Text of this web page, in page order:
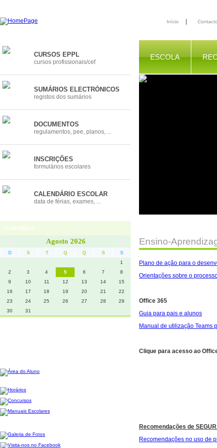
Início
CURSOS EPPL
cursos profissionais/cef
SUMÁRIOS ELECTRÓNICOS
registos dos sumários
DOCUMENTOS
regulamentos, pee, planos, ...
INSCRIÇÕES
formulários escolares
CALENDÁRIO ESCOLAR
data de férias, exames, ...
Contactos
ESCOLA
Calendário
Agosto 2026
D S T Q Q S
S
1
2
3 4 5 6 7
8
9
10 11 12 13 14
15
16
17 18 19 20 21
22
23
24 25 26 27 28
29
30
31
Ensino-
Plano de ação para o
Orientações sobre o
Office 365
Guia para pais e alunos
Manual de utilização Teams
Clique para acesso ao
Recomendações de
Recomendações no uso de